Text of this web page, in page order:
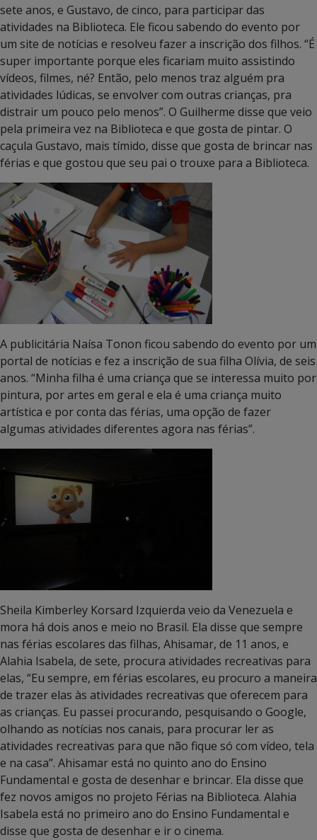
sete anos, e Gustavo, de cinco, para participar das
atividades na Biblioteca. Ele ficou sabendo do evento por
um site de notícias e resolveu fazer a inscrição dos filhos. “É
super importante porque eles ficariam muito assistindo
vídeos, filmes, né? Então, pelo menos traz alguém pra
atividades lúdicas, se envolver com outras crianças, pra
distrair um pouco pelo menos”. O Guilherme disse que veio
pela primeira vez na Biblioteca e que gosta de pintar. O
caçula Gustavo, mais tímido, disse que gosta de brincar nas
férias e que gostou que seu pai o trouxe para a Biblioteca.
A publicitária Naísa Tonon ficou sabendo do evento por um
portal de notícias e fez a inscrição de sua filha Olívia, de seis
anos. “Minha filha é uma criança que se interessa muito por
pintura, por artes em geral e ela é uma criança muito
artística e por conta das férias, uma opção de fazer
algumas atividades diferentes agora nas férias”.
Sheila Kimberley Korsard Izquierda veio da Venezuela e
mora há dois anos e meio no Brasil. Ela disse que sempre
nas férias escolares das filhas, Ahisamar, de 11 anos, e
Alahia Isabela, de sete, procura atividades recreativas para
elas, “Eu sempre, em férias escolares, eu procuro a maneira
de trazer elas às atividades recreativas que oferecem para
as crianças. Eu passei procurando, pesquisando o Google,
olhando as notícias nos canais, para procurar ler as
atividades recreativas para que não fique só com vídeo, tela
e na casa”. Ahisamar está no quinto ano do Ensino
Fundamental e gosta de desenhar e brincar. Ela disse que
fez novos amigos no projeto Férias na Biblioteca. Alahia
Isabela está no primeiro ano do Ensino Fundamental e
disse que gosta de desenhar e ir o cinema.